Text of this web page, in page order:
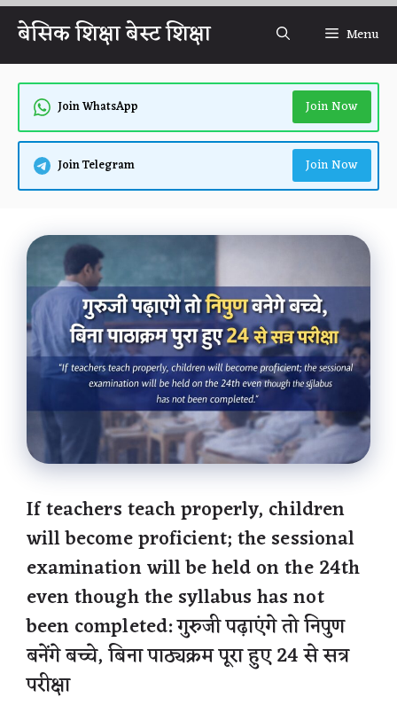
Skip
content
बेसिक शिक्षा बेस्ट शिक्षा Menu
Join WhatsApp Join Now
Join Telegram Join Now
If teachers teach properly, children
will become proficient; the sessional
examination will be held on the 24th
even though the syllabus has not
been completed: गुरुजी पढ़ाएंगे तो निपुण
बनेंगे बच्चे, बिना पाठ्यक्रम पूरा हुए 24 से सत्र
परीक्षा